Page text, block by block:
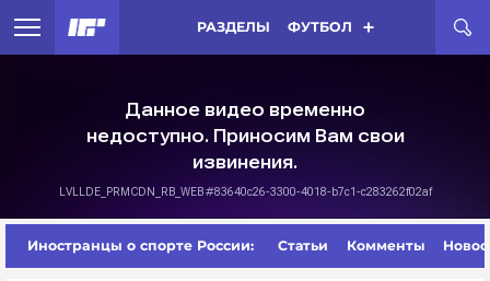
РАЗДЕЛЫ ФУТБОЛ
Иностранцы о спорте России: Статьи Комменты